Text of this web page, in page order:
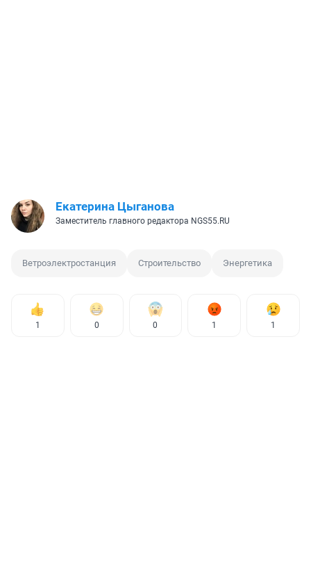
Екатерина Цыганова
Заместитель главного редактора NGS55.RU
Ветроэлектростанция Строительство Энергетика
1 0 0 1 1